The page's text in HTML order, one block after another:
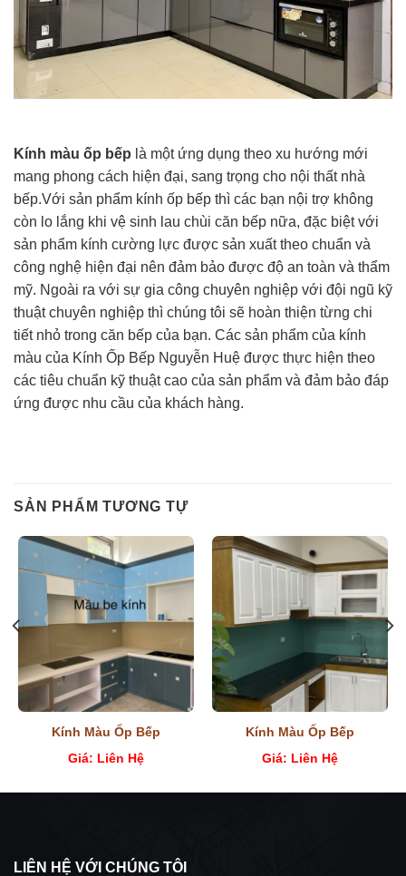
Kính màu ốp bếp là một ứng dụng theo xu hướng mới
mang phong cách hiện đại, sang trọng cho nội thất nhà
bếp.Với sản phẩm kính ốp bếp thì các bạn nội trợ không
còn lo lắng khi vệ sinh lau chùi căn bếp nữa, đặc biệt với
sản phẩm kính cường lực được sản xuất theo chuẩn và
công nghệ hiện đại nên đảm bảo được độ an toàn và thẩm
mỹ. Ngoài ra với sự gia công chuyên nghiệp với đội ngũ kỹ
thuật chuyên nghiệp thì chúng tôi sẽ hoàn thiện từng chi
tiết nhỏ trong căn bếp của bạn. Các sản phẩm của kính
màu của Kính Ốp Bếp Nguyễn Huệ được thực hiện theo
các tiêu chuẩn kỹ thuật cao của sản phẩm và đảm bảo đáp
ứng được nhu cầu của khách hàng.
SẢN PHẨM TƯƠNG TỰ
Kính Màu Ốp Bếp
Giá: Liên Hệ
Kính Màu Ốp Bếp
Giá: Liên Hệ
LIÊN HỆ VỚI CHÚNG TÔI